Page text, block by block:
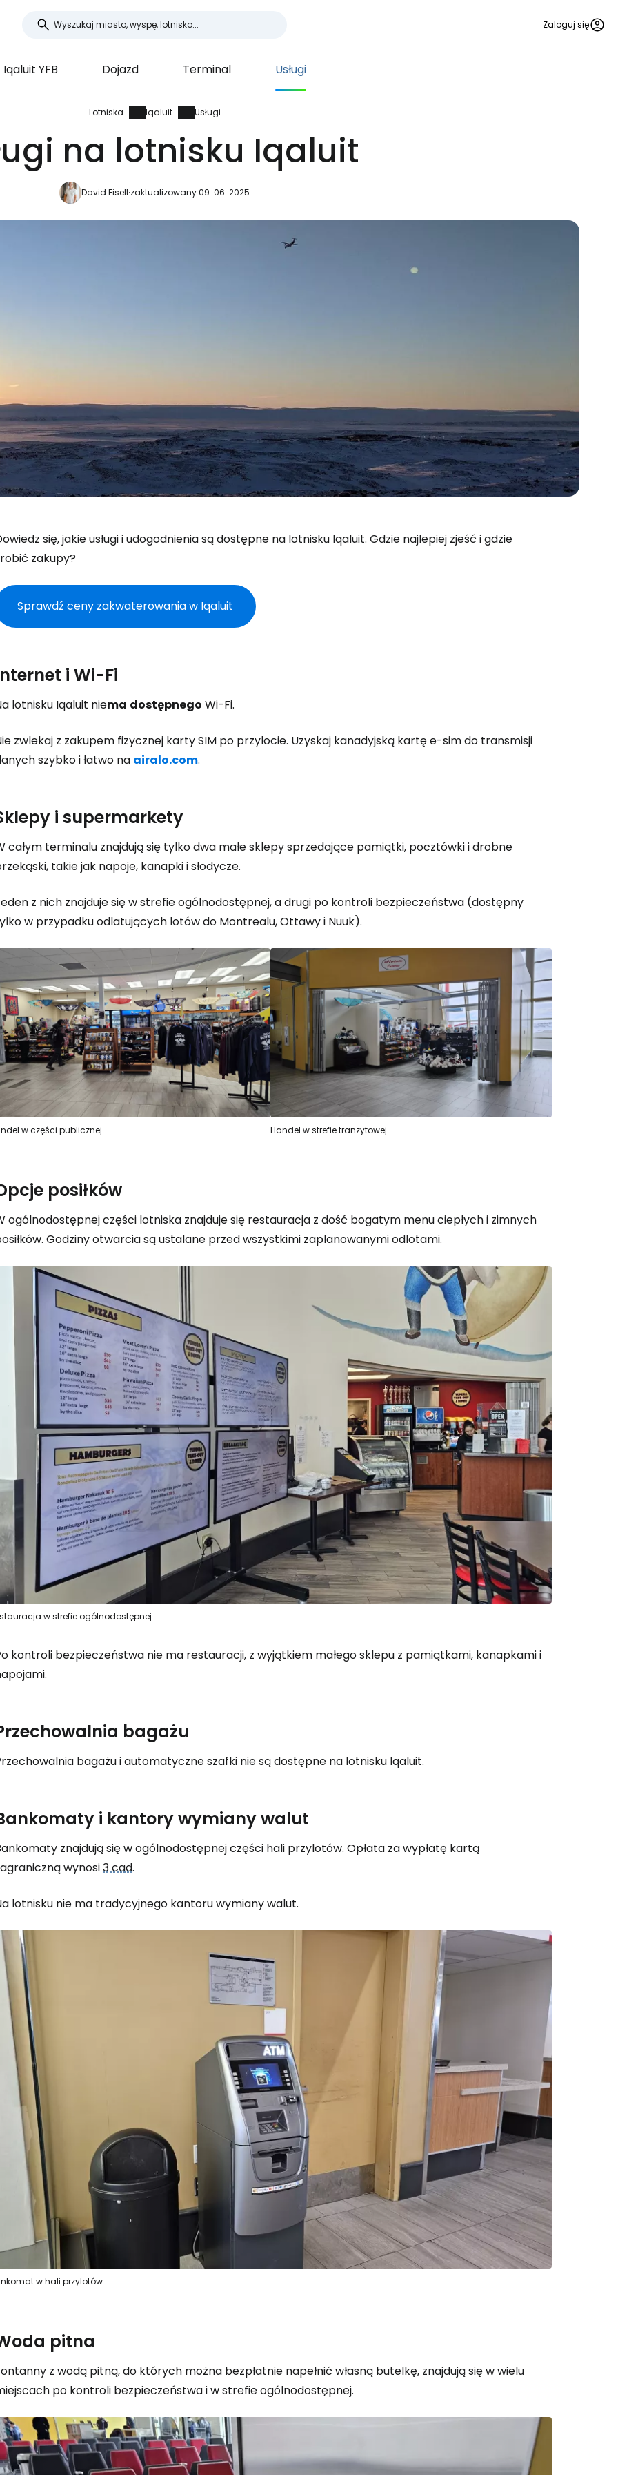
Zaloguj się
Iqaluit YFB Dojazd Terminal Usługi
Lotniska Iqaluit Usługi
na lotnisku Iqaluit
David Eiseltzaktualizowany 09. 06. 2025
się, jakie usługi i udogodnienia są dostępne na lotnisku Iqaluit. Gdzie najlepiej zjeść i gdzie
zakupy?
Sprawdź ceny zakwaterowania w Iqaluit
i Wi-Fi
lotnisku Iqaluit niema dostępnego Wi-Fi.
zwlekaj z zakupem fizycznej karty SIM po przylocie. Uzyskaj kanadyjską kartę e-sim do transmisji
szybko i łatwo na airalo.com.
i supermarkety
całym terminalu znajdują się tylko dwa małe sklepy sprzedające pamiątki, pocztówki i drobne
takie jak napoje, kanapki i słodycze.
z nich znajduje się w strefie ogólnodostępnej, a drugi po kontroli bezpieczeństwa (dostępny
w przypadku odlatujących lotów do Montrealu, Ottawy i Nuuk).
w części publicznej Handel w strefie tranzytowej
posiłków
ogólnodostępnej części lotniska znajduje się restauracja z dość bogatym menu ciepłych i zimnych
Godziny otwarcia są ustalane przed wszystkimi zaplanowanymi odlotami.
w strefie ogólnodostępnej
kontroli bezpieczeństwa nie ma restauracji, z wyjątkiem małego sklepu z pamiątkami, kanapkami i
bagażu
bagażu i automatyczne szafki nie są dostępne na lotnisku Iqaluit.
i kantory wymiany walut
znajdują się w ogólnodostępnej części hali przylotów. Opłata za wypłatę kartą
wynosi3 cad.
lotnisku nie ma tradycyjnego kantoru wymiany walut.
w hali przylotów
pitna
z wodą pitną, do których można bezpłatnie napełnić własną butelkę, znajdują się w wielu
po kontroli bezpieczeństwa i w strefie ogólnodostępnej.
Zaloguj się do Cestee
... światowej społeczności podróżniczej
Kontynuuj z Google
Kontynuuj z Facebookiem
Kontynuuj z e-mailem